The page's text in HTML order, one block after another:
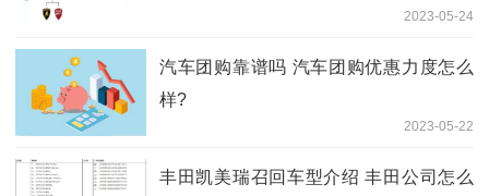
2023-05-24
汽车团购靠谱吗 汽车团购优惠力度怎么
样?
2023-05-22
丰田凯美瑞召回车型介绍 丰田公司怎么